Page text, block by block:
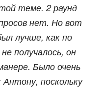
теме. 2 раунд
нет. Но вот
лучше, как по
получалось, он
Было очень
поскольку